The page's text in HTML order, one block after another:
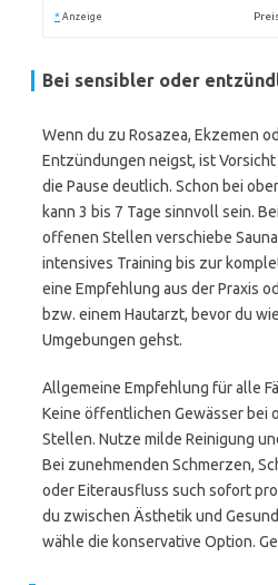
* Anzeige
Bei sensibler oder
Wenn du zu Rosazea, Ekzemen
Entzündungen neigst, ist
die Pause deutlich. Schon bei
kann 3 bis 7 Tage sinnvoll sein.
offenen Stellen verschiebe
intensives Training bis zur
eine Empfehlung aus der Praxis
bzw. einem Hautarzt, bevor du
Umgebungen gehst.
Allgemeine Empfehlung für alle
Keine öffentlichen Gewässer bei
Stellen. Nutze milde Reinigung
Bei zunehmenden Schmerzen,
oder Eiterausfluss such sofort
du zwischen Ästhetik und
wähle die konservative Option.